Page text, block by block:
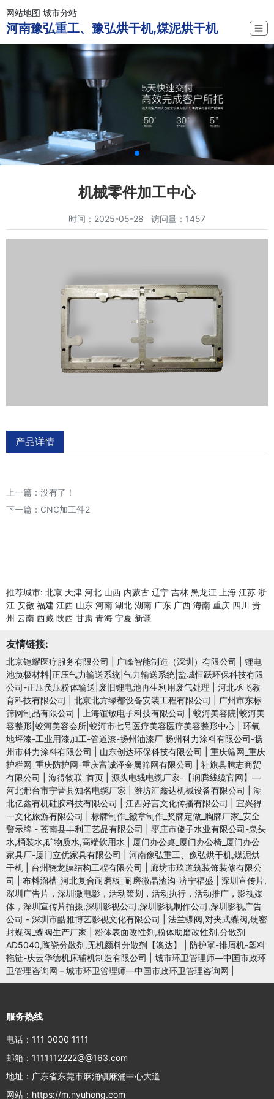
网站地图 城市分站
河南豫弘重工、豫弘烘干机,煤泥烘干机 ☰
机械零件加工中心
时间：2025-05-28 访问量：1457
产品详情
上一篇：没有了！
下一篇： CNC加工件2
推荐城市: 北京 天津 河北 山西 内蒙古 辽宁 吉林 黑龙江 上海 江苏 浙
江 安徽 福建 江西 山东 河南 湖北 湖南 广东 广西 海南 重庆 四川 贵
州 云南 西藏 陕西 甘肃 青海 宁夏 新疆
友情链接:
北京铠耀医疗服务有限公司 广峰智能制造（深圳）有限公司
锂电
池负极材料|正压气力输送系统|气力输送系统|盐城恒跃环保科技有限
公司-正压负压粉体输送|废旧锂电池再生利用废气处理
河北丞飞教
育科技有限公司
北京北方绿都设备安装工程有限公司
广州市东标
筛网制品有限公司
上海谊敏电子科技有限公司
蛟河美容院|蛟河美
容整形|蛟河美容会所|蛟河市七号医疗美容医疗美容整形中心
环氧
地坪漆-工业用漆加工-管道漆-扬州油漆厂 扬州科力涂料有限公司-扬
州市科力涂料有限公司
山东创达环保科技有限公司
重庆筛网_重庆
护栏网_重庆防护网-重庆富诚泽金属筛网有限公司
社旗县腾志商贸
有限公司
海得物联_首页
源头电线电缆厂家-【润腾线缆官网】—
河北邢台市宁晋县知名电缆厂家
潍坊汇鑫达机械设备有限公司
湖
北亿鑫有机硅胶科技有限公司
江西好言文化传播有限公司
宜兴得
一文化旅游有限公司
标牌制作_徽章制作_奖牌定做_胸牌厂家_安全
警示牌 - 苍南县丰利工艺品有限公司
枣庄市傻子水业有限公司-泉头
水,桶装水,矿物质水,高端饮用水
厦门办公桌_厦门办公椅_厦门办公
家具厂-厦门立优家具有限公司
河南豫弘重工、豫弘烘干机,煤泥烘
干机
台州骁龙膜结构工程有限公司
廊坊市玖道筑装饰装修有限公
司
布料溜槽_河北复合耐磨板_耐磨微晶渣沟-济宁福盛
深圳宣传片,
深圳广告片，深圳微电影，活动策划，活动执行，活动推广，影视媒
体，深圳宣传片拍摄,深圳影视公司,深圳影视制作公司,深圳影视广告
公司 - 深圳市皓雅博艺影视文化有限公司
法兰蝶阀,对夹式蝶阀,硬密
封蝶阀_蝶阀生产厂家
粉体表面改性剂,粉体助磨改性剂,分散剂
AD5040,陶瓷分散剂,无机颜料分散剂【澳达】
防护罩-排屑机-塑料
拖链-庆云华德机床辅机制造有限公司
城市环卫管理师—中国市政环
卫管理咨询网－城市环卫管理师—中国市政环卫管理咨询网
服务热线
电话：111 0000 1111
邮箱：1111112222@@163.com
地址：广东省东莞市麻涌镇麻涌中心大道
网站：https://m.nyuhong.com